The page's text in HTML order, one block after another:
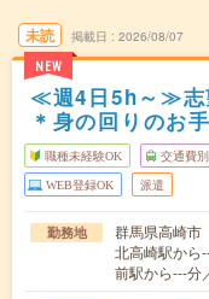
未読
NEW
掲載日 2026/08/07
≪週4日5h～≫志
＊身の回りのお
職種未経験OK 交通費
WEB登録OK 派遣
勤務地
群馬県高崎市
北高崎駅から
前駅から---分